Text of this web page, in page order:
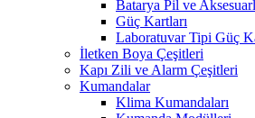
Batarya Pil ve
Güç Kartları
Laboratuvar Tipi Güç
İletken Boya Çeşitleri
Kapı Zili ve Alarm Çeşitleri
Kumandalar
Klima Kumandaları